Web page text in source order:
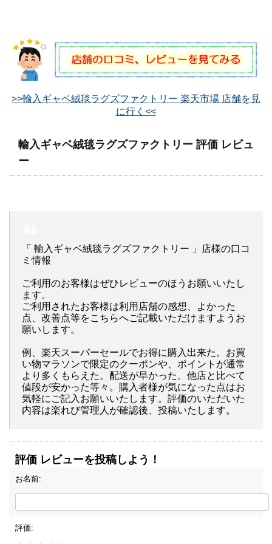
>>輸入ギャベ絨毯ラグズファクトリー 楽天市場 店舗を見
に行く<<
輸入ギャベ絨毯ラグズファクトリー 評価 レビュ
ー
「 輸入ギャベ絨毯ラグズファクトリー 」店様の口コ
ミ情報
ご利用のお客様はぜひレビューのほうお願いいたし
ます。
ご利用されたお客様は利用店舗の感想、よかった
点、改善点等をこちらへご記載いただけますようお
願いします。
例、楽天スーパーセールでお得に購入出来た。お買
い物マラソンで限定のクーポンや、ポイントが通常
より多くもらえた。配送が早かった。他店と比べて
値段が安かった等々。購入者様が気になった点はお
気軽にご記入お願いいたします。評価のいただいた
内容は楽れび管理人が確認後、投稿いたします。
評価 レビューを投稿しよう！
お名前:
評価: